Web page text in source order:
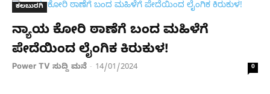
ಕಲಬುರಗಿ
ನ್ಯಾಯ ಕೋರಿ ಠಾಣೆಗೆ ಬಂದ ಮಹಿಳೆಗೆ
ಪೇದೆಯಿಂದ ಲೈಂಗಿಕ ಕಿರುಕುಳ!
Power TV ಸುದ್ದಿ ಮನೆ - 14/01/2024 0